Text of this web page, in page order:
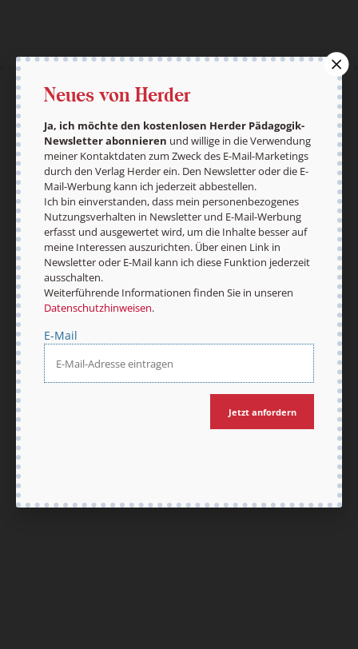
AGB und Widerrufsbelehrung
Vertrag widerrufen Abo online kündigen
Nach oben
Neues von Herder
Ja, ich möchte den kostenlosen Herder Pädagogik-
Newsletter abonnieren und willige in die Verwendung
meiner Kontaktdaten zum Zweck des E-Mail-Marketings
durch den Verlag Herder ein. Den Newsletter oder die E-
Mail-Werbung kann ich jederzeit abbestellen.
Ich bin einverstanden, dass mein personenbezogenes
Nutzungsverhalten in Newsletter und E-Mail-Werbung
erfasst und ausgewertet wird, um die Inhalte besser auf
meine Interessen auszurichten. Über einen Link in
Newsletter oder E-Mail kann ich diese Funktion jederzeit
ausschalten.
Weiterführende Informationen finden Sie in unseren
Datenschutzhinweisen.
E-Mail
Jetzt anfordern